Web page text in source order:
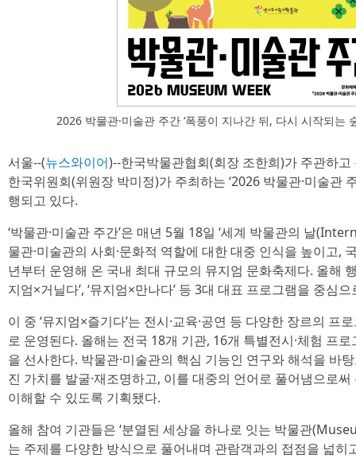
2026 박물관·미술관 주간 ‘폭풍이 지나간 뒤, 다시 시작되는
서울--(뉴스와이어)--한국박물관협회(회장 조한희)가 주관하
한국위원회(위원장 박미정)가 주최하는 ‘2026 박물관·미술관
행되고 있다.
‘박물관·미술관 주간’은 매년 5월 18일 ‘세계 박물관의 날
물관·미술관의 사회·문화적 역할에 대한 대중 인식을 높이고,
년부터 운영해 온 국내 최대 규모의 뮤지엄 문화축제다. 올해
지엄×거닐다’, ‘뮤지엄×만나다’ 등 3대 대표 프로그램을 중심
이 중 ‘뮤지엄×즐기다’는 전시·교육·공연 등 다양한 장르의 프
로 운영된다. 올해는 전국 18개 기관, 16개 특별전시·체험 프
을 선사한다. 박물관·미술관의 핵심 기능인 연구와 해석을 바
진 가치를 발굴·재조명하고, 이를 대중의 언어로 풀어냄으로
이해할 수 있도록 기획됐다.
올해 참여 기관들은 ‘분열된 세상을 하나로 잇는 박물관
는 주제를 다양한 방식으로 풀어내며 관람객과의 접점을 넓